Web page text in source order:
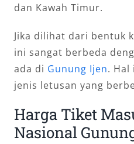
dan Kawah Timur.
Jika dilihat dari bentuk
ini sangat berbeda
ada di Gunung Ijen. Hal
jenis letusan yang
Harga Tiket
Nasional